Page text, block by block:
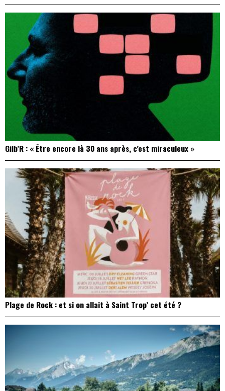
Gilb’R : « Être encore là 30 ans après, c’est miraculeux »
Plage de Rock : et si on allait à Saint Trop’ cet été ?